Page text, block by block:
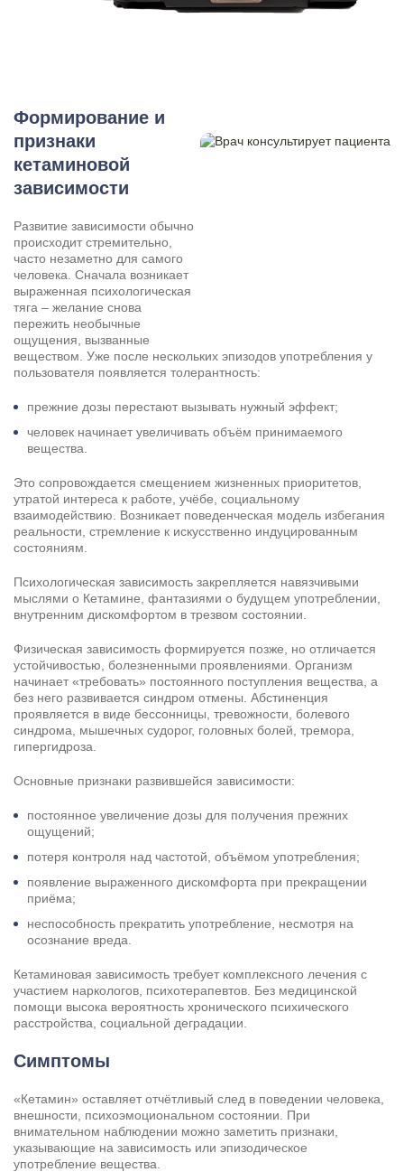
Формирование и
признаки
кетаминовой
зависимости
Развитие зависимости обычно
происходит стремительно,
часто незаметно для самого
человека. Сначала возникает
выраженная психологическая
тяга – желание снова
пережить необычные
ощущения, вызванные
веществом. Уже после нескольких эпизодов употребления у
пользователя появляется толерантность:
прежние дозы перестают вызывать нужный эффект;
человек начинает увеличивать объём принимаемого
вещества.
Это сопровождается смещением жизненных приоритетов,
утратой интереса к работе, учёбе, социальному
взаимодействию. Возникает поведенческая модель избегания
реальности, стремление к искусственно индуцированным
состояниям.
Психологическая зависимость закрепляется навязчивыми
мыслями о Кетамине, фантазиями о будущем употреблении,
внутренним дискомфортом в трезвом состоянии.
Физическая зависимость формируется позже, но отличается
устойчивостью, болезненными проявлениями. Организм
начинает «требовать» постоянного поступления вещества, а
без него развивается синдром отмены. Абстиненция
проявляется в виде бессонницы, тревожности, болевого
синдрома, мышечных судорог, головных болей, тремора,
гипергидроза.
Основные признаки развившейся зависимости:
постоянное увеличение дозы для получения прежних
ощущений;
потеря контроля над частотой, объёмом употребления;
появление выраженного дискомфорта при прекращении
приёма;
неспособность прекратить употребление, несмотря на
осознание вреда.
Кетаминовая зависимость требует комплексного лечения с
участием наркологов, психотерапевтов. Без медицинской
помощи высока вероятность хронического психического
расстройства, социальной деградации.
Симптомы
«Кетамин» оставляет отчётливый след в поведении человека,
внешности, психоэмоциональном состоянии. При
внимательном наблюдении можно заметить признаки,
указывающие на зависимость или эпизодическое
употребление вещества.